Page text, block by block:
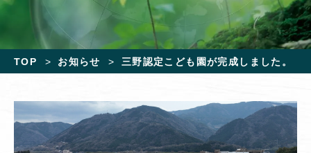
TOP お知らせ 三野認定こども園が完成しました。